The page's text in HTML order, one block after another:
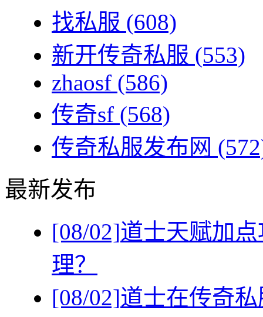
找私服 (608)
新开传奇私服 (553)
zhaosf (586)
传奇sf (568)
传奇私服发布网
最新发布
[08/02]道士天赋加
理？
[08/02]道士在传奇